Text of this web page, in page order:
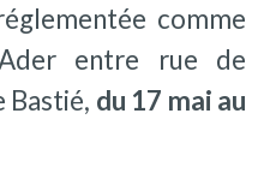
comme
entre rue de
Bastié, du 17 mai au